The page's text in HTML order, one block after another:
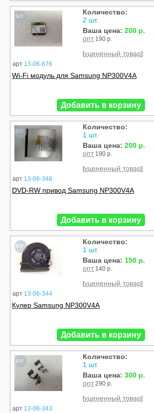
Б/У
арт 13-06-676
Количество:
2 шт.
Ваша цена: 200 р.
опт 190 р.
[уцененный товар]
Wi-Fi модуль для Samsung NP300V4A
Добавить в корзину
Б/У
арт 13-06-348
Количество:
1 шт.
Ваша цена: 200 р.
опт 190 р.
[уцененный товар]
DVD-RW привод Samsung NP300V4A
Добавить в корзину
Б/У
арт 13-06-344
Количество:
1 шт.
Ваша цена: 150 р.
опт 140 р.
[уцененный товар]
Кулер Samsung NP300V4A
Добавить в корзину
Б/У
арт 13-06-343
Количество:
1 шт.
Ваша цена: 300 р.
опт 290 р.
[уцененный товар]